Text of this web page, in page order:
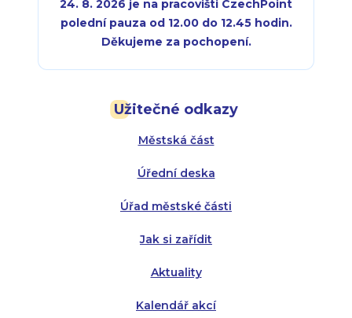
Užitečné odkazy
Městská část
Úřední deska
Úřad městské části
Jak si zařídit
Aktuality
Kalendář akcí
24. 8. 2026 je na pracovišti CzechPoint
polední pauza od 12.00 do 12.45 hodin.
Děkujeme za pochopení.
Úterý:
Středa:
Čtvrtek:
Pátek:
Úterý:
Středa:
Čtvrtek: